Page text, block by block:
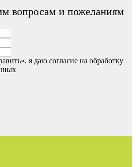
вопросам и пожеланиям
я даю согласие на обработку